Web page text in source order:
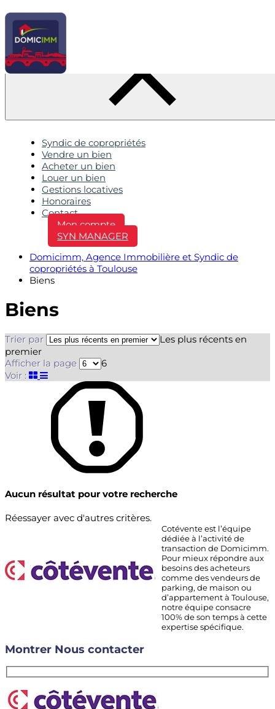
Syndic de copropriétés
Vendre un bien
Acheter un bien
Louer un bien
Gestions locatives
Honoraires
Contact
Mon compte
SYN MANAGER
Domicimm, Agence Immobilière et Syndic de
copropriétés à Toulouse
Biens
Biens
Trier par
Les plus récents en
premier
Afficher la page
6
Voir :
Aucun résultat pour votre recherche
Réessayer avec d'autres critères.
Cotévente est l’équipe
dédiée à l’activité de
transaction de Domicimm.
Pour mieux répondre aux
besoins des acheteurs
comme des vendeurs de
parking, de maison ou
d’appartement à Toulouse,
notre équipe consacre
100% de son temps à cette
expertise spécifique.
Montrer Nous contacter